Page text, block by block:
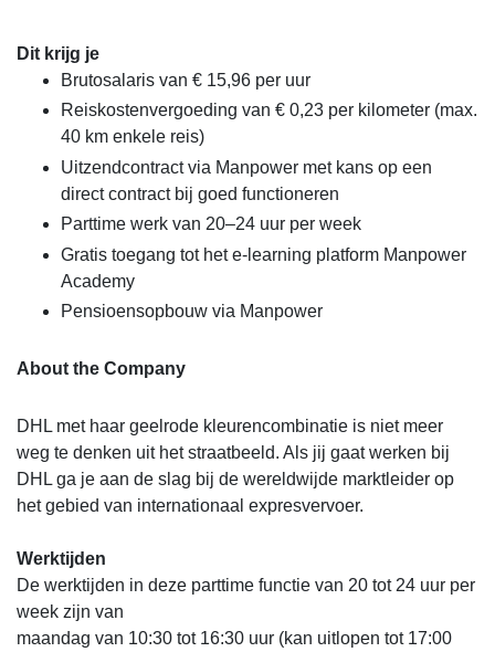
Dit krijg je
Brutosalaris van € 15,96 per uur
Reiskostenvergoeding van € 0,23 per kilometer (max.
40 km enkele reis)
Uitzendcontract via Manpower met kans op een
direct contract bij goed functioneren
Parttime werk van 20–24 uur per week
Gratis toegang tot het e-learning platform Manpower
Academy
Pensioensopbouw via Manpower
About the Company
DHL met haar geelrode kleurencombinatie is niet meer
weg te denken uit het straatbeeld. Als jij gaat werken bij
DHL ga je aan de slag bij de wereldwijde marktleider op
het gebied van internationaal expresvervoer.
Werktijden
De werktijden in deze parttime functie van 20 tot 24 uur per
week zijn van
maandag van 10:30 tot 16:30 uur (kan uitlopen tot 17:00